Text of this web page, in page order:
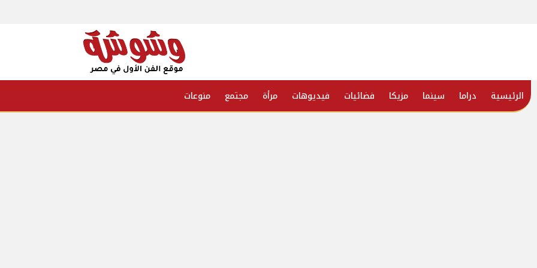
الرئيسية دراما سينما مزيكا فضائيات فيديوهات مرأة مجتمع منوعات